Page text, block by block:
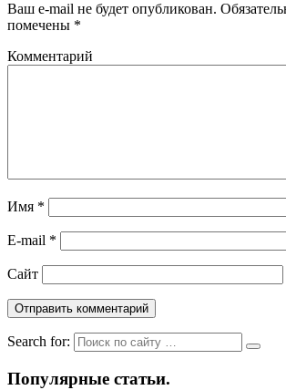
Ваш e-mail не будет опубликован.
помечены *
Комментарий
Имя *
E-mail *
Сайт
Search for:
Популярные статьи.